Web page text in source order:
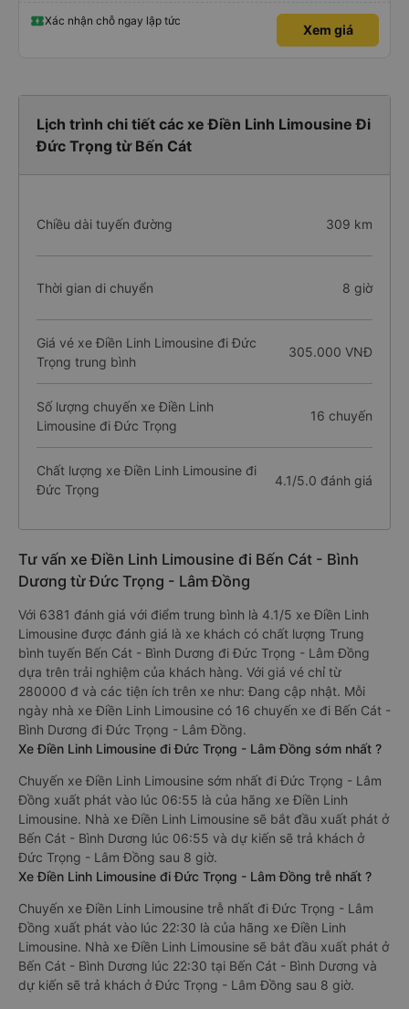
Xác nhận chỗ ngay lập tức
Xem giá
Lịch trình chi tiết các xe Điền Linh Limousine Đi
Đức Trọng từ Bến Cát
Chiều dài tuyến đường 309 km
Thời gian di chuyển 8 giờ
Giá vé xe Điền Linh Limousine đi Đức
Trọng trung bình
305.000 VNĐ
Số lượng chuyến xe Điền Linh
Limousine đi Đức Trọng
16 chuyến
Chất lượng xe Điền Linh Limousine đi
Đức Trọng
4.1/5.0 đánh giá
Tư vấn xe Điền Linh Limousine đi Bến Cát - Bình
Dương từ Đức Trọng - Lâm Đồng
Với 6381 đánh giá với điểm trung bình là 4.1/5 xe Điền Linh
Limousine được đánh giá là xe khách có chất lượng Trung
bình tuyến Bến Cát - Bình Dương đi Đức Trọng - Lâm Đồng
dựa trên trải nghiệm của khách hàng. Với giá vé chỉ từ
280000 đ và các tiện ích trên xe như: Đang cập nhật. Mỗi
ngày nhà xe Điền Linh Limousine có 16 chuyến xe đi Bến Cát -
Bình Dương đi Đức Trọng - Lâm Đồng.
Xe Điền Linh Limousine đi Đức Trọng - Lâm Đồng sớm nhất ?
Chuyến xe Điền Linh Limousine sớm nhất đi Đức Trọng - Lâm
Đồng xuất phát vào lúc 06:55 là của hãng xe Điền Linh
Limousine. Nhà xe Điền Linh Limousine sẽ bắt đầu xuất phát ở
Bến Cát - Bình Dương lúc 06:55 và dự kiến sẽ trả khách ở
Đức Trọng - Lâm Đồng sau 8 giờ.
Xe Điền Linh Limousine đi Đức Trọng - Lâm Đồng trễ nhất ?
Chuyến xe Điền Linh Limousine trễ nhất đi Đức Trọng - Lâm
Đồng xuất phát vào lúc 22:30 là của hãng xe Điền Linh
Limousine. Nhà xe Điền Linh Limousine sẽ bắt đầu xuất phát ở
Bến Cát - Bình Dương lúc 22:30 tại Bến Cát - Bình Dương và
dự kiến sẽ trả khách ở Đức Trọng - Lâm Đồng sau 8 giờ.